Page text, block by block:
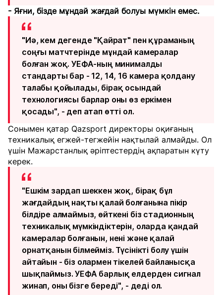
- Яғни, бізде мұндай жағдай болуы мүмкін емес.
"Иә, кем дегенде "Қайрат" пен құраманың
соңғы матчтерінде мұндай камералар
болған жоқ. УЕФА-ның минималды
стандарты бар - 12, 14, 16 камера қолдану
талабы қойылады, бірақ осындай
технологиясы барлар оны өз еркімен
қосады", - деп атап өтті ол.
Сонымен қатар Qazsport директоры оқиғаның
техникалық егжей-тегжейін нақтылай алмайды. Ол
үшін Мажарстанлық әріптестердің ақпаратын күту
керек.
"Ешкім зардап шеккен жоқ, бірақ бұл
жағдайдың нақты қалай болғанына пікір
білдіре алмаймыз, өйткені біз стадионның
техникалық мүмкіндіктерін, оларда қандай
камералар болғанын, нені және қалай
орнатқанын білмейміз. Түсінікті болу үшін
айтайын - біз олармен тікелей байланысқа
шықпаймыз. УЕФА барлық елдерден сигнал
жинап, оны бізге береді", - деді ол.